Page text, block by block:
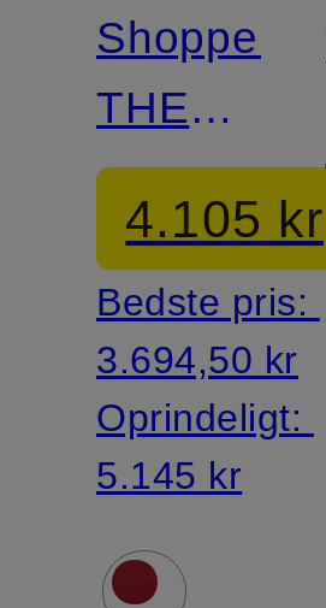
Shopper
THE
NEW
YORK
LARGE
4.105 kr
Bedste pris:
3.694,50 kr
Oprindeligt:
5.145 kr